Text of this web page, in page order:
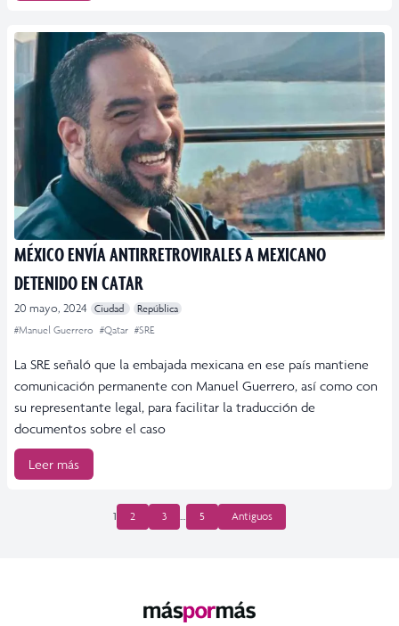
MÉXICO ENVÍA ANTIRRETROVIRALES A MEXICANO
DETENIDO EN CATAR
20 mayo, 2024 Ciudad
República
#Manuel Guerrero #Qatar #SRE
La SRE señaló que la embajada mexicana en ese país mantiene
comunicación permanente con Manuel Guerrero, así como con
su representante legal, para facilitar la traducción de
documentos sobre el caso
Leer más
1 2 3 … 5 Antiguos